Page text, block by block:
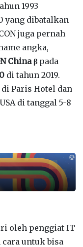
1993
yang dibatalkan
juga pernah
angka,
China β pada
di tahun 2019.
Paris Hotel dan
di tanggal 5-8
oleh penggiat IT
cara untuk bisa